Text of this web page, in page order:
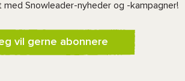
Snowleader-nyheder og -kampagner!
vil gerne abonnere